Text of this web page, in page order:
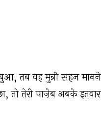
तब वह मुन्नी सहज मानने
तो तेरी पाज़ेब अबके इतवार